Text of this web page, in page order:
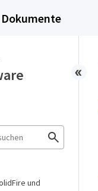
Dokumente
und